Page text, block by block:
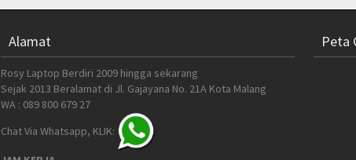
Alamat
Rosy Laptop Berdiri 2009 hingga sekarang
Sejak 2013 Beralamat di Jl. Gajayana No. 21A Kota Malang
WA : 089 800 679 27
Chat Via Whatsapp, KLIK:
Peta